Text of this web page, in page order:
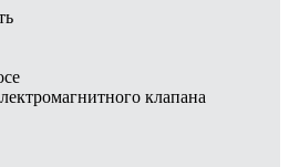
клапана